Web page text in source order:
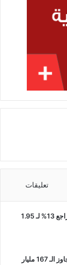
تعليقات
معاملات “الإنتربنك” بمصر تتراجع 13% لـ 1.95
مكاسب البورصة المصرية تتجاوز الـ 167 مليار